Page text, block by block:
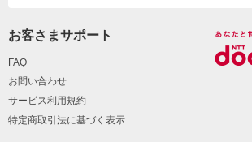
お客さまサポート
FAQ
お問い合わせ
サービス利用規約
特定商取引法に基づく表示